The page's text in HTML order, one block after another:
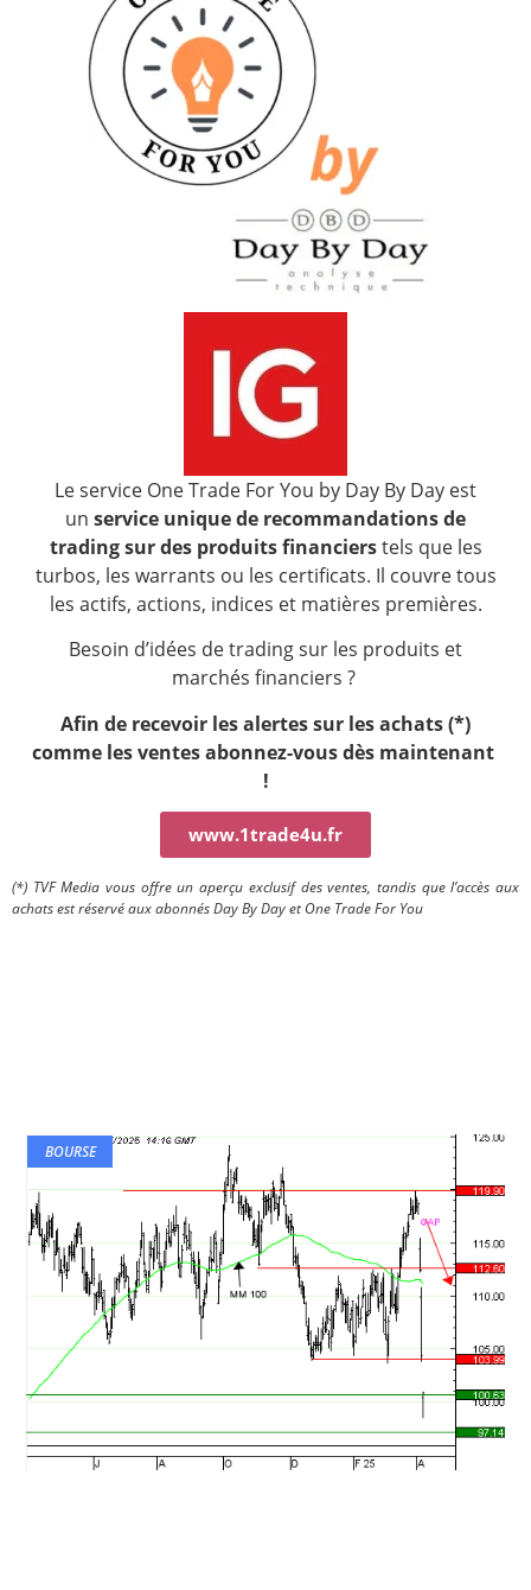
Le service One Trade For You by Day By Day est
un service unique de recommandations de
trading sur des produits financierstels que les
turbos, les warrants ou les certificats. Il couvre tous
les actifs, actions, indices et matières premières.
Besoin d’idées de trading sur les produits et
marchés financiers ?
Afin de recevoir les alertes sur les achats (*)
comme les ventes abonnez-vous dès maintenant
!
www.1trade4u.fr
(*) TVF Media vous offre un aperçu exclusif des ventes, tandis que l’accès aux
achats est réservé aux abonnés Day By Day et One Trade For You
BOURSE